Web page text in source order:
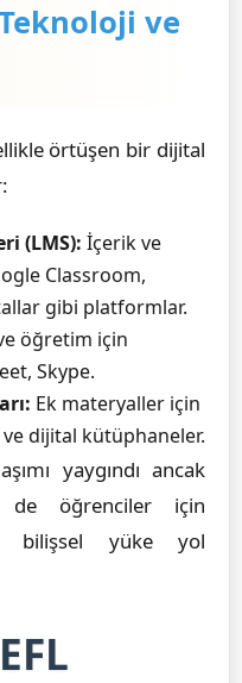
ve
örtüşen bir dijital
(LMS): İçerik ve
Classroom,
gibi platformlar.
öğretim için
Skype.
Ek materyaller için
dijital kütüphaneler.
yaygındı ancak
öğrenciler için
bilişsel yüke yol